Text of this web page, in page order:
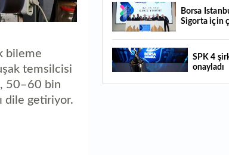
bileme
temsilcisi
50–60 bin
dile getiriyor.
14:39
liraya geriledi
14:29 Türkiye'de her 4 kişiden 3'ü internet
bankacılığı kullanıyor
14:26 Türkiye'nin 2026 dijital karnesi: En çok
Borsa
Sigorta için
SPK 4
onayladı